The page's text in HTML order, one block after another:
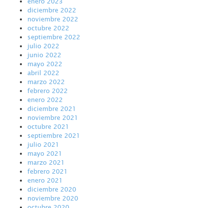
diciembre 2022
noviembre 2022
octubre 2022
septiembre 2022
julio 2022
junio 2022
mayo 2022
abril 2022
marzo 2022
febrero 2022
enero 2022
diciembre 2021
noviembre 2021
octubre 2021
septiembre 2021
julio 2021
mayo 2021
marzo 2021
febrero 2021
enero 2021
diciembre 2020
noviembre 2020